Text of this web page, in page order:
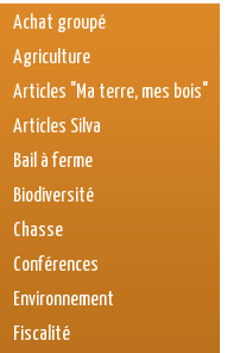
Achat groupé
Agriculture
Articles "Ma terre, mes bois"
Articles Silva
Bail à ferme
Biodiversité
Chasse
Conférences
Environnement
Fiscalité